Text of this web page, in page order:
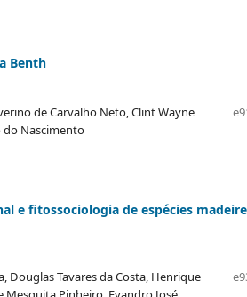
Benth
de Carvalho Neto, Clint Wayne
do Nascimento
e fitossociologia de espécies
Douglas Tavares da Costa, Henrique